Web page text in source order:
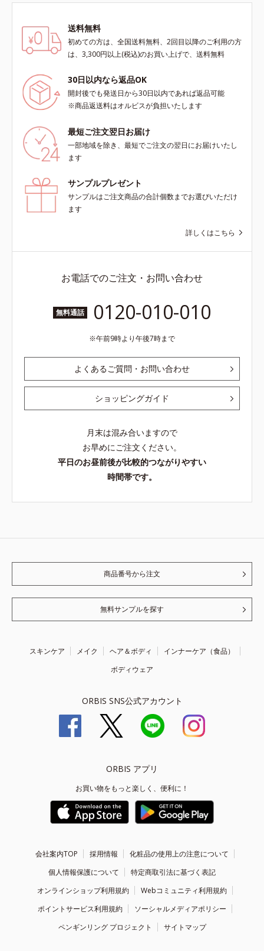
送料無料
初めての方は、全国送料無料、2回目以降のご利用の方
は、3,300円以上(税込)のお買い上げで、送料無料
30日以内なら返品OK
開封後でも発送日から30日以内であれば返品可能
※商品返送料はオルビスが負担いたします
最短ご注文翌日お届け
一部地域を除き、最短でご注文の翌日にお届けいたし
ます
サンプルプレゼント
サンプルはご注文商品の合計個数までお選びいただけ
ます
詳しくはこちら
お電話でのご注文・お問い合わせ
無料通話 0120-010-010
午前9時より午後7時まで
よくあるご質問・お問い合わせ
ショッピングガイド
月末は混み合いますので
お早めにご注文ください。
平日のお昼前後が比較的つながりやすい
時間帯です。
商品番号から注文
無料サンプルを探す
スキンケア メイク ヘア＆ボディ
インナーケア（食品）
ボディウェア
ORBIS SNS公式アカウント
ORBIS アプリ
お買い物をもっと楽しく、便利に！
会社案内TOP 採用情報
化粧品の使用上の注意について
個人情報保護について
特定商取引法に基づく表記
オンラインショップ利用規約
Webコミュニティ利用規約
ポイントサービス利用規約
ソーシャルメディアポリシー
ペンギンリング プロジェクト
サイトマップ